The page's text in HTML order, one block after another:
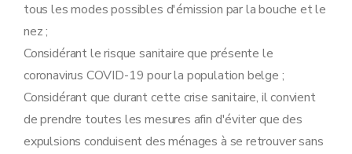
tous les modes possibles d'émission par la bouche et le
nez ;
Considérant le risque sanitaire que présente le
coronavirus COVID-19 pour la population belge ;
Considérant que durant cette crise sanitaire, il convient
de prendre toutes les mesures afin d'éviter que des
expulsions conduisent des ménages à se retrouver sans